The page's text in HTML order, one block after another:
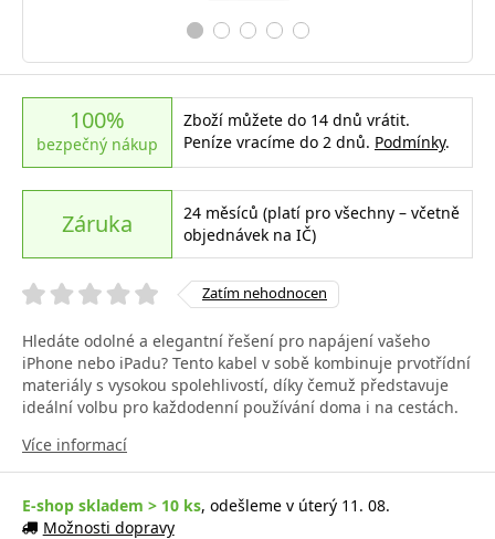
100%
bezpečný nákup
Zboží můžete do 14 dnů vrátit.
Peníze vracíme do 2 dnů. Podmínky.
Záruka
24 měsíců (platí pro všechny – včetně
objednávek na IČ)
Zatím nehodnocen
Hledáte odolné a elegantní řešení pro napájení vašeho
iPhone nebo iPadu? Tento kabel v sobě kombinuje prvotřídní
materiály s vysokou spolehlivostí, díky čemuž představuje
ideální volbu pro každodenní používání doma i na cestách.
Více informací
E-shop skladem > 10 ks, odešleme v úterý 11. 08.
Možnosti dopravy